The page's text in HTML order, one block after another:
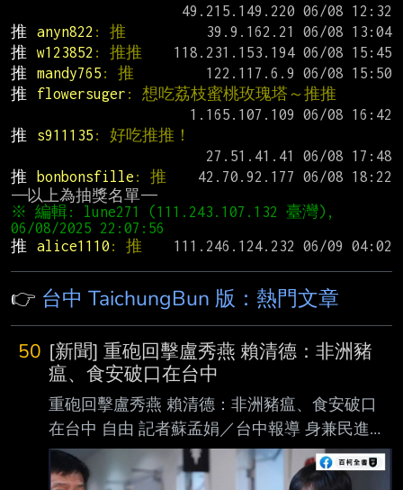
推
anyn822 : 推
推
w123852 : 推推
推
mandy765 : 推
推
flowersuger : 想吃荔枝蜜桃玫瑰塔～推推
推
s911135 : 好吃推推！
推
bonbonsfille : 推
※ 編輯: lune271 (111.243.107.132 臺灣),
推
alice1110 : 推
👉 台中 TaichungBun 版：熱門文章
50 [新聞] 重砲回擊盧秀燕 賴清德：非洲豬
瘟、食安破口在台中
重砲回擊盧秀燕 賴清德：非洲豬瘟、食安破口
在台中 自由 記者蘇孟娟／台中報導 身兼民進黨
主席的總統賴清德今天到台中召開首場行動中常
會，台中市長盧秀燕酸要賴總統 先管好食安，